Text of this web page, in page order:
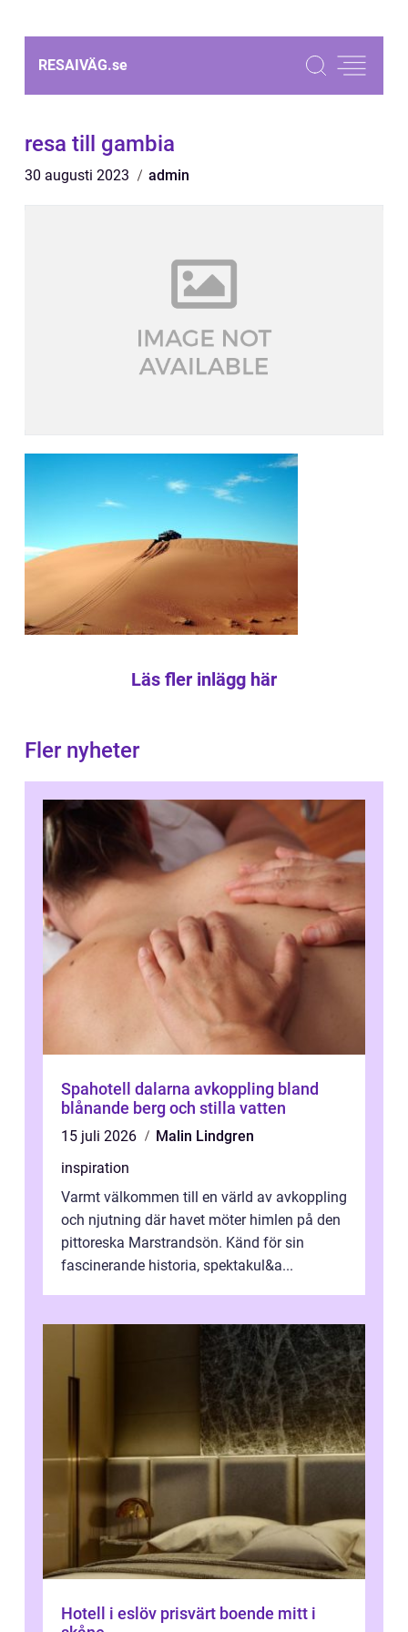
RESAIVÄG.se
resa till gambia
30 augusti 2023 admin
Läs fler inlägg här
Fler nyheter
Spahotell dalarna avkoppling bland
blånande berg och stilla vatten
15 juli 2026
Malin Lindgren
inspiration
Varmt välkommen till en värld av avkoppling
och njutning där havet möter himlen på den
pittoreska Marstrandsön. Känd för sin
fascinerande historia, spektakul&a...
Hotell i eslöv prisvärt boende mitt i